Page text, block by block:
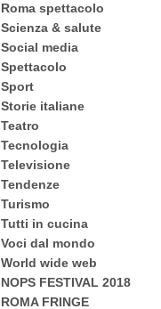
Roma spettacolo
Scienza & salute
Social media
Spettacolo
Sport
Storie italiane
Teatro
Tecnologia
Televisione
Tendenze
Turismo
Tutti in cucina
Voci dal mondo
World wide web
NOPS FESTIVAL 2018
ROMA FRINGE